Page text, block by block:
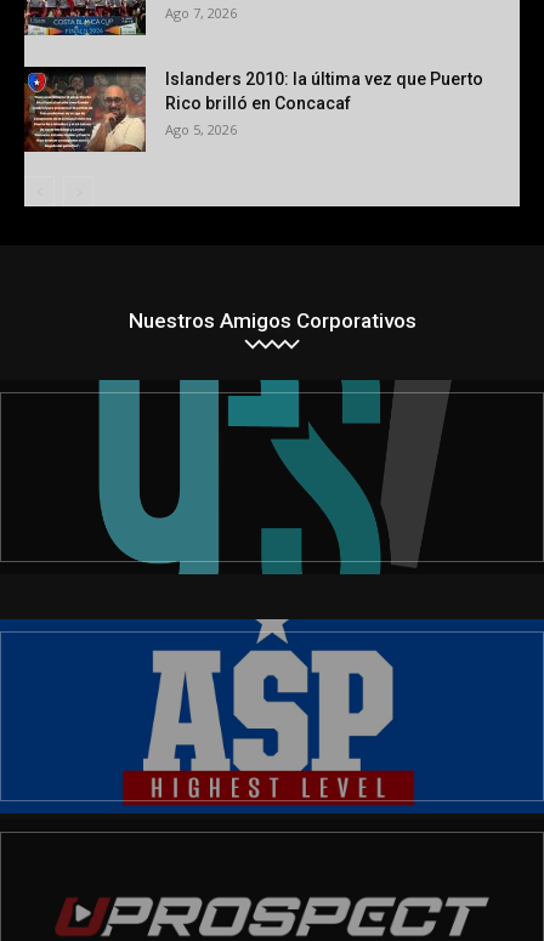
Ago 7, 2026
Islanders 2010: la última vez que Puerto
Rico brilló en Concacaf
Ago 5, 2026
Nuestros Amigos Corporativos